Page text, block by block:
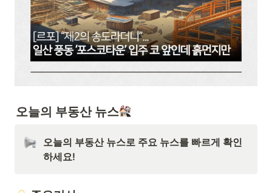
오늘의 부동산 뉴스
오늘의 부동산 뉴스로 주요 뉴스를 빠르게 확인
하세요!